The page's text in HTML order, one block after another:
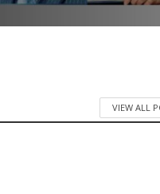
VIEW ALL